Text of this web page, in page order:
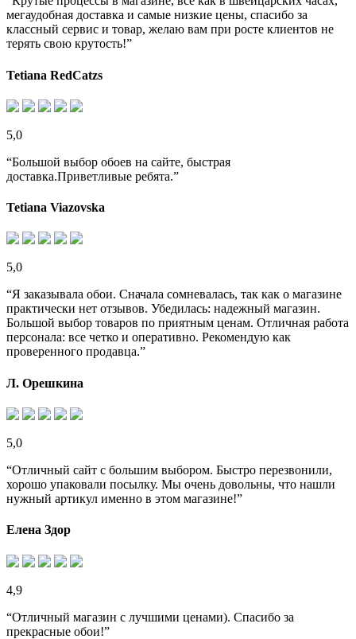
мегаудобная доставка и самые низкие цены, спасибо за
классный сервис и товар, желаю вам при росте клиентов не
терять свою крутость!”
Tetiana RedCatzs
5,0
“Большой выбор обоев на сайте, быстрая
доставка.Приветливые ребята.”
Tetiana Viazovska
5,0
“Я заказывала обои. Сначала сомневалась, так как о магазине
практически нет отзывов. Убедилась: надежный магазин.
Большой выбор товаров по приятным ценам. Отличная работа
персонала: все четко и оперативно. Рекомендую как
проверенного продавца.”
Л. Орешкина
5,0
“Отличный сайт с большим выбором. Быстро перезвонили,
хорошо упаковали посылку. Мы очень довольны, что нашли
нужный артикул именно в этом магазине!”
Елена Здор
4,9
“Отличный магазин с лучшими ценами). Спасибо за
прекрасные обои!”